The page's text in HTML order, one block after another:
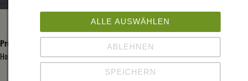
Produktangebot:
Honig aus eigener Imkerei
Liebe Weinfreunde,
Premiumlinie des Weingut´s.
Thomas Beck bewirtschaftet mit seinem…
ALLE AUSWÄHLEN
ABLEHNEN
SPEICHERN